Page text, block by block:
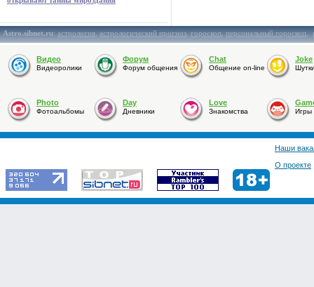
Astro.sibnet.ru:астрология,астрологический прогноз,гороскоп,персональный гороскоп,
Видео
Видеоролики
Форум
Форум общения
Chat
Общение on-line
Joke
Photo
Фотоальбомы
Day
Дневники
Love
Знакомства Игры
Наши
О проекте